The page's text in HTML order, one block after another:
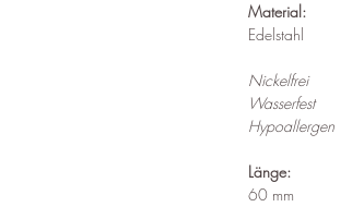
Material:
Edelstahl
Nickelfrei
Wasserfest
Hypoallergen
Länge:
60 mm